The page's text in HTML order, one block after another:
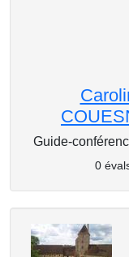
Guide-
0